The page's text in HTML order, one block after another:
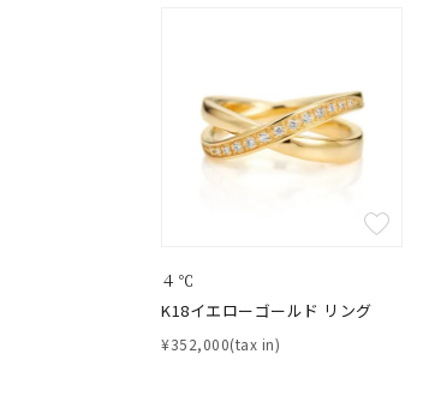
素材
カラー
モチーフ
４℃
K18イエローゴールド リング
¥352,000(tax in)